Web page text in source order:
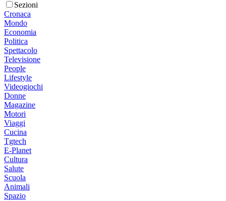
Sezioni
Cronaca
Mondo
Economia
Politica
Spettacolo
Televisione
People
Lifestyle
Videogiochi
Donne
Magazine
Motori
Viaggi
Cucina
Tgtech
E-Planet
Cultura
Salute
Scuola
Animali
Spazio